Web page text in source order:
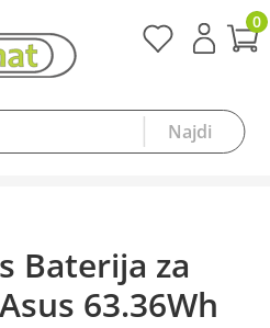
0
Baterija za
63.36Wh